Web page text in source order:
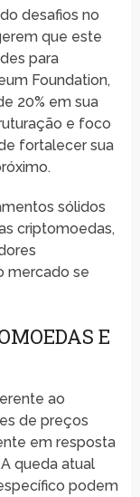
desafios no
que este
para
Foundation,
20% em sua
e foco
fortalecer sua
sólidos
criptomoedas,
mercado se
E
ao
de preços
em resposta
queda atual
podem